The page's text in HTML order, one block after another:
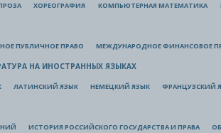
ХОРЕОГРАФИЯ КОМПЬЮТЕРНАЯ МАТЕМАТИКА
ПУБЛИЧНОЕ ПРАВО МЕЖДУНАРОДНОЕ ФИНАНСОВОЕ
НА ИНОСТРАННЫХ ЯЗЫКАХ
ЛАТИНСКИЙ ЯЗЫК НЕМЕЦКИЙ ЯЗЫК ФРАНЦУЗСКИЙ
ИСТОРИЯ РОССИЙСКОГО ГОСУДАРСТВА И ПРАВА